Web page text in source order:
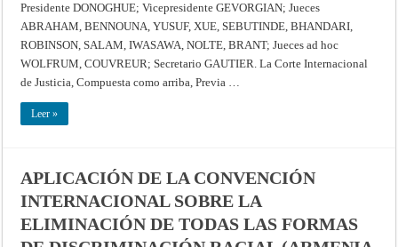
OCTUBRE
DE
1899
(GUYANA
VENEZUELA)
Providencia
Corte
Internacional
Justicia
Presidente DONOGHUE; Vicepresidente GEVORGIAN; Jueces
ABRAHAM, BENNOUNA, YUSUF, XUE, SEBUTINDE, BHANDARI,
ROBINSON, SALAM, IWASAWA, NOLTE, BRANT; Jueces ad hoc
WOLFRUM, COUVREUR; Secretario GAUTIER. La Corte Internacional
de Justicia, Compuesta como arriba, Previa …
Leer »
APLICACIÓN DE LA CONVENCIÓN
INTERNACIONAL SOBRE LA
ELIMINACIÓN DE TODAS LAS FORMAS